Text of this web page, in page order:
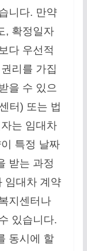
니다. 만약
, 확정일자
다 우선적
리를 가집
을 수 있으
터) 또는 법
는 임대차
특정 날짜
받는 과정
임대차 계약
지센터나
있습니다.
동시에 할